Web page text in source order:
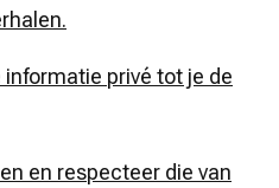
privé tot je de
en respecteer die van